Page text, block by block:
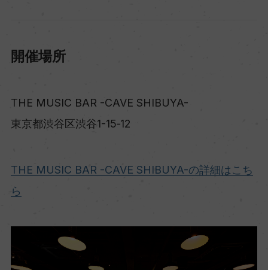
開催場所
THE MUSIC BAR -CAVE SHIBUYA-
東京都渋谷区渋谷1-15‐12
THE MUSIC BAR -CAVE SHIBUYA-の詳細はこち
ら